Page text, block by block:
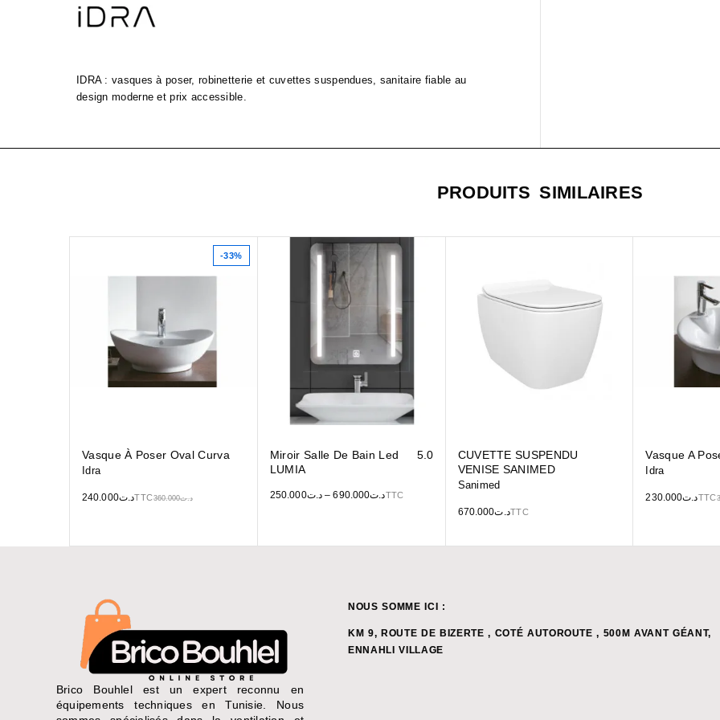
IDRA : vasques à poser, robinetterie et cuvettes suspendues, sanitaire fiable au
design moderne et prix accessible.
PRODUITS SIMILAIRES
-33%
Vasque À Poser Oval Curva
Idra
د.ت360.000 د.ت240.000 TTC
Miroir Salle De Bain Led
LUMIA
5.0
د.ت250.000 – د.ت690.000 TTC
CUVETTE SUSPENDU
VENISE SANIMED
Sanimed
د.ت670.000 TTC
Vasque A
Idra
د.ت230.000 TTC
Brico Bouhlel est un expert reconnu en
équipements techniques en Tunisie. Nous
NOUS SOMME ICI :
KM 9, ROUTE DE BIZERTE , COTÉ AUTOROUTE , 500M AVANT GÉANT,
ENNAHLI VILLAGE